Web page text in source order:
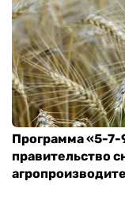
Программа «5-7-
правительство